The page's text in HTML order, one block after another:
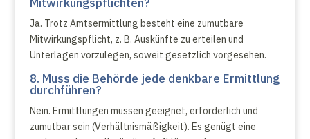
Ja. Trotz Amtsermittlung besteht eine zumutbare
Mitwirkungspflicht, z. B. Auskünfte zu erteilen und
Unterlagen vorzulegen, soweit gesetzlich vorgesehen.
8. Muss die Behörde jede denkbare Ermittlung
durchführen?
Nein. Ermittlungen müssen geeignet, erforderlich und
zumutbar sein (Verhältnismäßigkeit). Es genügt eine